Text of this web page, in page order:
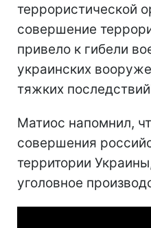
террористической
совершение
привело к гибели
украинских
тяжких
Матиос напомнил,
совершения
территории
уголовное